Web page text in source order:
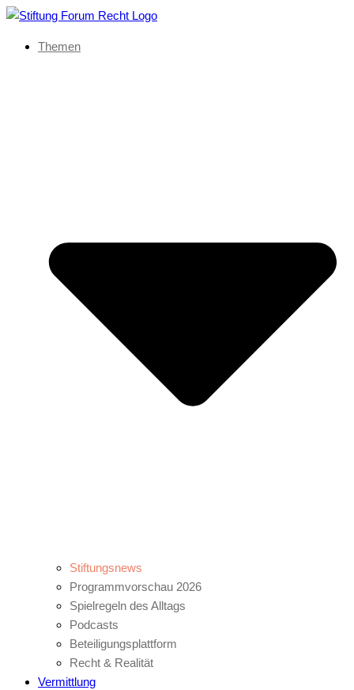
Themen
Stiftungsnews
Programmvorschau 2026
Spielregeln des Alltags
Podcasts
Beteiligungsplattform
Recht & Realität
Vermittlung